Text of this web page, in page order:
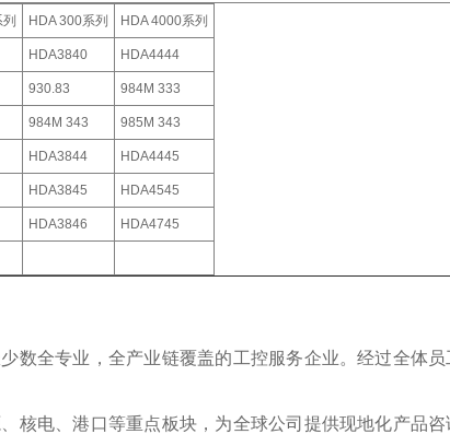
HDA 300系列 HDA 4000系列
HDA3840 HDA4444
930.83 984M 333
984M 343 985M 343
HDA3844 HDA4445
HDA3845 HDA4545
HDA3846 HDA4745
数全专业，全产业链覆盖的工控服务企业。经过全体员
核电、港口等重点板块，为全球公司提供现地化产品咨